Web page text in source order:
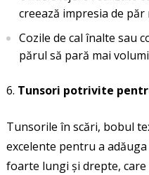
creează impresia de păr
Cozile de cal înalte sau
părul să pară mai
Tunsori potrivite
Tunsorile în scări, bobul
excelente pentru a
foarte lungi și drepte,